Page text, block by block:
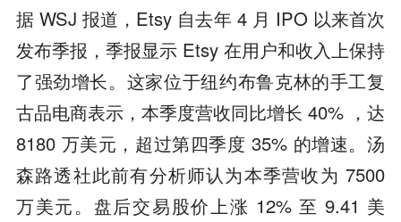
据 WSJ 报道，Etsy 自去年 4 月 IPO 以来首次
发布季报，季报显示 Etsy 在用户和收入上保持
了强劲增长。这家位于纽约布鲁克林的手工复
古品电商表示，本季度营收同比增长 40% ，达
8180 万美元，超过第四季度 35% 的增速。汤
森路透社此前有分析师认为本季营收为 7500
万美元。盘后交易股价上涨 12% 至 9.41 美